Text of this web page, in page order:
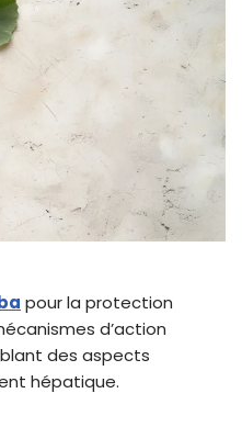
pour la protection
d’action
des aspects
hépatique.